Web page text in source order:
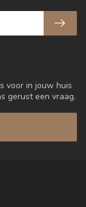
voor in jouw huis
gerust een vraag.